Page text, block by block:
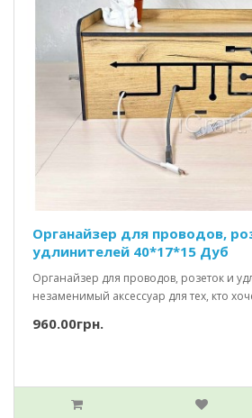
Органайзер для проводов,
удлинителей 40*17*15 Дуб
Органайзер для проводов, розеток и
незаменимый аксессуар для тех, кто
960.00грн.